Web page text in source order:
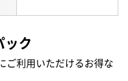
ック
ご利用いただけるお得な